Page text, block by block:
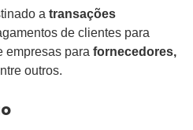
a transações
de clientes para
empresas para fornecedores,
outros.